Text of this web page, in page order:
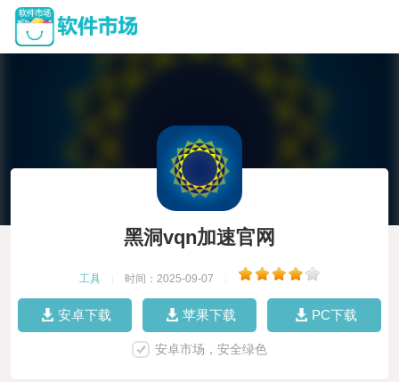
黑洞vqn加速官网
工具 时间：2025-09-07
安卓下载 苹果下载 PC下载
安卓市场，安全绿色